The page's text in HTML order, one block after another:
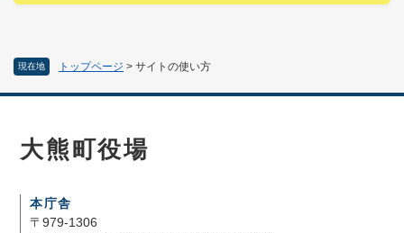
現在地 トップページ > サイトの使い方
大熊町役場
本庁舎
〒979-1306